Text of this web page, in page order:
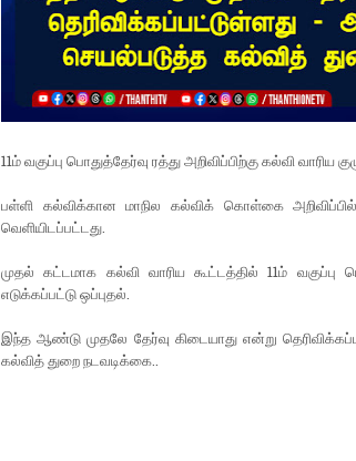
11ம் வகுப்பு பொதுத்தேர்வு ரத்து அறிவிப்பிற்கு கல்வி வாரிய
பள்ளி கல்விக்கான மாநில கல்விக் கொள்கை
வெளியிடப்பட்டது.
முதல் கட்டமாக கல்வி வாரிய கூட்டத்தில் 11ம் வகுப்பு
எடுக்கப்பட்டு ஒப்புதல்.
இந்த ஆண்டு முதலே தேர்வு கிடையாது என்று
கல்வித் துறை நடவடிக்கை..